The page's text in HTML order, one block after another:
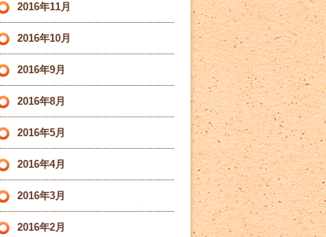
2016年11月
2016年10月
2016年9月
2016年8月
2016年5月
2016年4月
2016年3月
2016年2月